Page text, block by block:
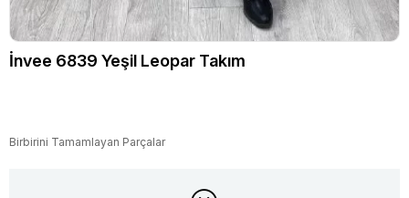
İnvee 6839 Yeşil Leopar Takım
Birbirini Tamamlayan Parçalar